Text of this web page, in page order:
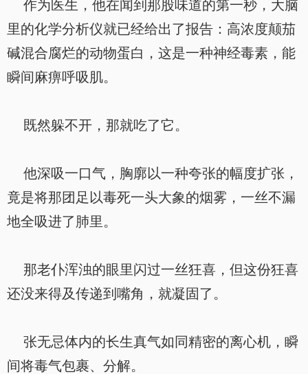
作为医生，他在闻到那股味道的第一秒，大脑
里的化学分析仪就已经给出了报告：高浓度颠茄
碱混合腐烂的动物蛋白，这是一种神经毒素，能
瞬间麻痹呼吸肌。
既然躲不开，那就吃了它。
他深吸一口气，胸廓以一种夸张的幅度扩张，
竟是将那团足以毒死一头大象的烟雾，一丝不漏
地全吸进了肺里。
那老仆浑浊的眼里闪过一丝狂喜，但这份狂喜
还没来得及传递到嘴角，就凝固了。
张无忌体内的长生真气如同精密的离心机，瞬
间将毒气包裹、分解。